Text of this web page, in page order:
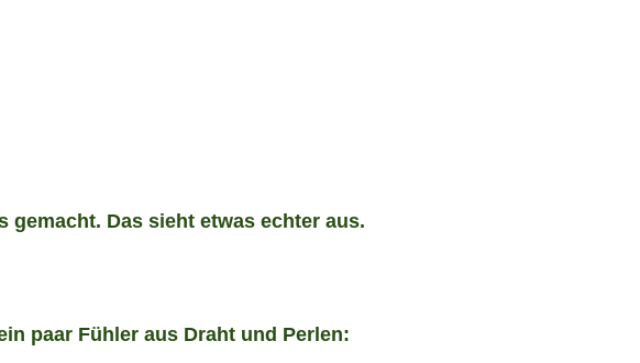
gemacht. Das sieht etwas echter aus.
paar Fühler aus Draht und Perlen: